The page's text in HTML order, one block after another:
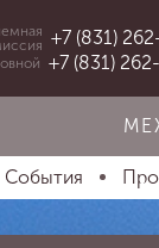
+7 (831)
+7 (831)
События